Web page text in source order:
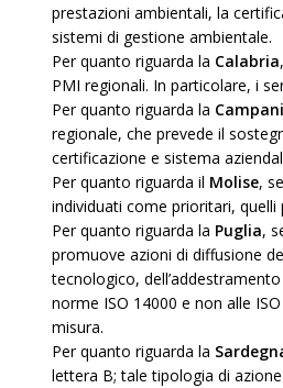
prestazioni ambientali, la
sistemi di gestione ambientale.
Per quanto riguarda la Calabria
PMI regionali. In particolare, i
Per quanto riguarda la
regionale, che prevede il
certificazione e sistema
Per quanto riguarda il Molise,
individuati come prioritari,
Per quanto riguarda la Puglia,
promuove azioni di diffusione
tecnologico,
norme ISO 14000 e non alle
misura.
Per quanto riguarda la
lettera B; tale tipologia di